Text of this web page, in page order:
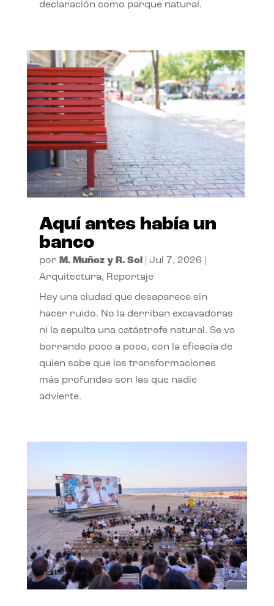
declaración como parque natural.
Aquí antes había un
banco
por M. Muñoz y R. Sol Jul 7, 2026
Arquitectura, Reportaje
Hay una ciudad que desaparece sin
hacer ruido. No la derriban excavadoras
ni la sepulta una catástrofe natural. Se va
borrando poco a poco, con la eficacia de
quien sabe que las transformaciones
más profundas son las que nadie
advierte.